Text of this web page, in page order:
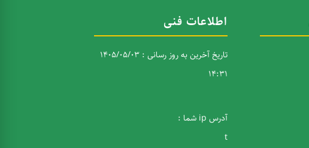
اطلاعات فنی
تاریخ آخرین به روز رسانی : 1405/05/03
14:31
آدرس ip شما :
t